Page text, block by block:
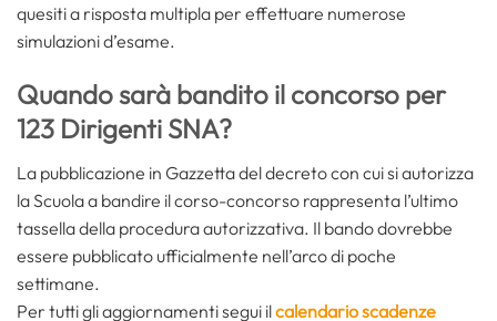
quesiti a risposta multipla per effettuare numerose
simulazioni d’esame.
Quando sarà bandito il concorso per
123 Dirigenti SNA?
La pubblicazione in Gazzetta del decreto con cui si autorizza
la Scuola a bandire il corso-concorso rappresenta l’ultimo
tassella della procedura autorizzativa. Il bando dovrebbe
essere pubblicato ufficialmente nell’arco di poche
settimane.
Per tutti gli aggiornamenti segui ilcalendario scadenze